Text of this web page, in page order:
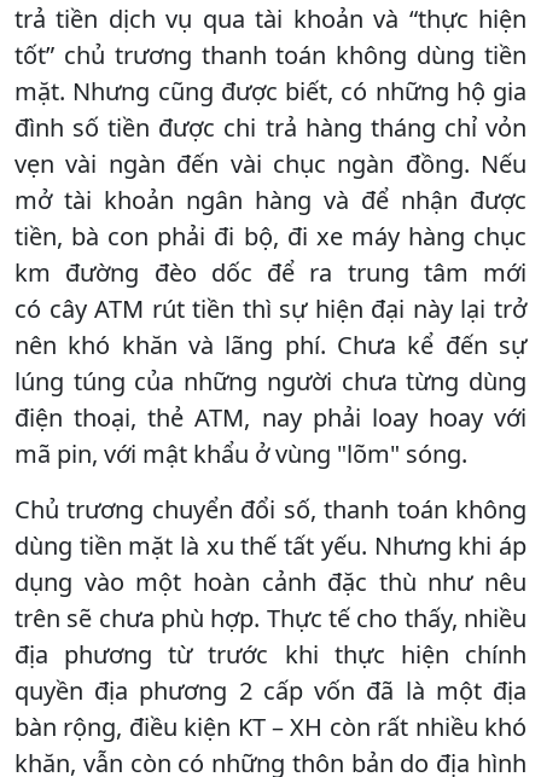
trả tiền dịch vụ qua tài khoản và “thực hiện
tốt” chủ trương thanh toán không dùng tiền
mặt. Nhưng cũng được biết, có những hộ gia
đình số tiền được chi trả hàng tháng chỉ vỏn
vẹn vài ngàn đến vài chục ngàn đồng. Nếu
mở tài khoản ngân hàng và để nhận được
tiền, bà con phải đi bộ, đi xe máy hàng chục
km đường đèo dốc để ra trung tâm mới
có cây ATM rút tiền thì sự hiện đại này lại trở
nên khó khăn và lãng phí. Chưa kể đến sự
lúng túng của những người chưa từng dùng
điện thoại, thẻ ATM, nay phải loay hoay với
mã pin, với mật khẩu ở vùng "lõm" sóng.
Chủ trương chuyển đổi số, thanh toán không
dùng tiền mặt là xu thế tất yếu. Nhưng khi áp
dụng vào một hoàn cảnh đặc thù như nêu
trên sẽ chưa phù hợp. Thực tế cho thấy, nhiều
địa phương từ trước khi thực hiện chính
quyền địa phương 2 cấp vốn đã là một địa
bàn rộng, điều kiện KT – XH còn rất nhiều khó
khăn, vẫn còn có những thôn bản do địa hình